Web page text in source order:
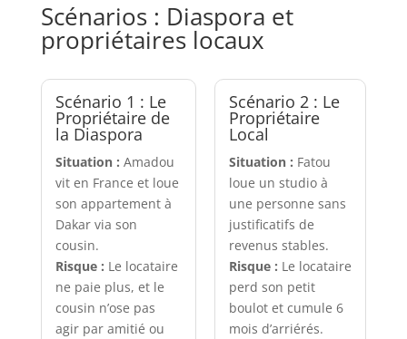
Scénarios : Diaspora et
propriétaires locaux
Scénario 1 : Le
Propriétaire de
la Diaspora
Situation : Amadou
vit en France et loue
son appartement à
Dakar via son
cousin.
Risque : Le locataire
ne paie plus, et le
cousin n’ose pas
agir par amitié ou
Scénario 2 : Le
Propriétaire
Local
Situation : Fatou
loue un studio à
une personne sans
justificatifs de
revenus stables.
Risque : Le locataire
perd son petit
boulot et cumule 6
mois d’arriérés.